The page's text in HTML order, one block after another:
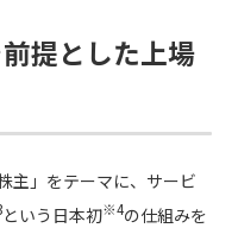
提とした上場
主」をテーマに、サービ
という日本初※4の仕組みを